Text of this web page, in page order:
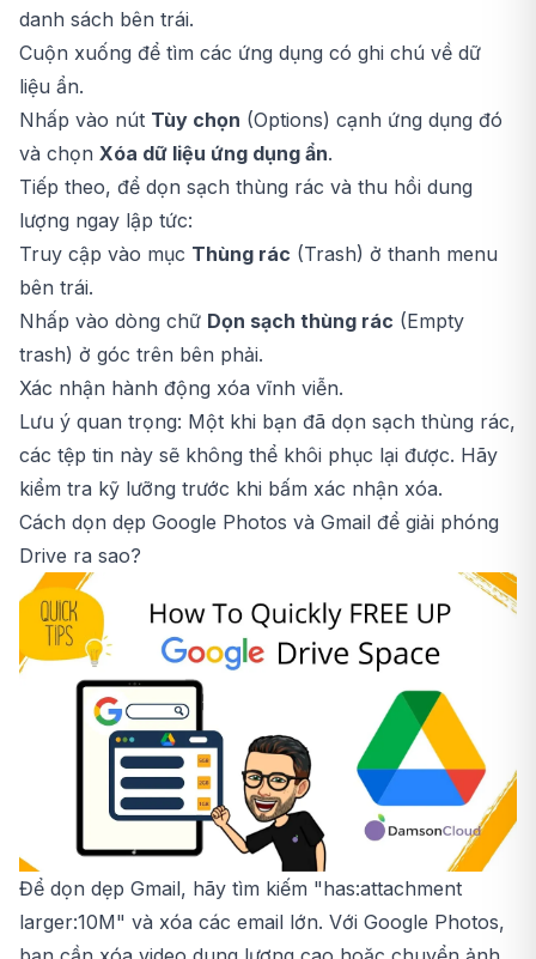
danh sách bên trái.
Cuộn xuống để tìm các ứng dụng có ghi chú về dữ
liệu ẩn.
Nhấp vào nút Tùy chọn (Options) cạnh ứng dụng đó
và chọn Xóa dữ liệu ứng dụng ẩn.
Tiếp theo, để dọn sạch thùng rác và thu hồi dung
lượng ngay lập tức:
Truy cập vào mục Thùng rác (Trash) ở thanh menu
bên trái.
Nhấp vào dòng chữ Dọn sạch thùng rác (Empty
trash) ở góc trên bên phải.
Xác nhận hành động xóa vĩnh viễn.
Lưu ý quan trọng: Một khi bạn đã dọn sạch thùng rác,
các tệp tin này sẽ không thể khôi phục lại được. Hãy
kiểm tra kỹ lưỡng trước khi bấm xác nhận xóa.
Cách dọn dẹp Google Photos và Gmail để giải phóng
Drive ra sao?
Để dọn dẹp Gmail, hãy tìm kiếm "has:attachment
larger:10M" và xóa các email lớn. Với Google Photos,